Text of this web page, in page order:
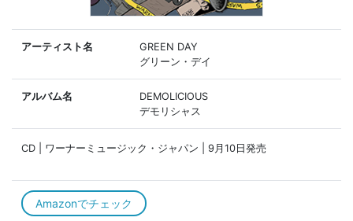
アーティスト名
GREEN DAY
グリーン・デイ
アルバム名
DEMOLICIOUS
デモリシャス
CD | ワーナーミュージック・ジャパン | 9月10日発売
Amazonでチェック